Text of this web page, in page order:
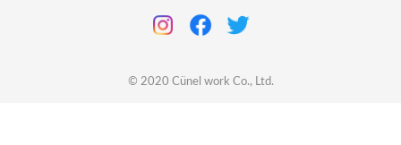
© 2020 Cünel work Co., Ltd.